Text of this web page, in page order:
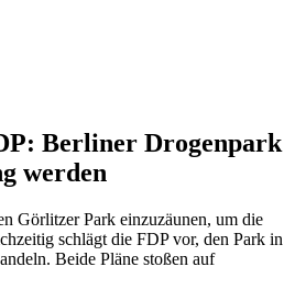
Berliner Drogenpark
werden
Görlitzer Park einzuzäunen, um die
schlägt die FDP vor, den Park in
Beide Pläne stoßen auf